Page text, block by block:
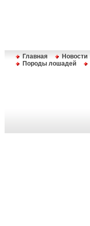
Главная
Новости
Породы лошадей